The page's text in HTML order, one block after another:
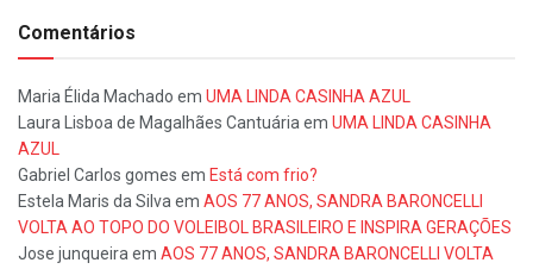
Comentários
Maria Élida Machado em UMA LINDA CASINHA AZUL
Laura Lisboa de Magalhães Cantuáriaem UMA LINDA CASINHA
AZUL
Gabriel Carlos gomes em Está com frio?
Estela Maris da Silvaem AOS 77 ANOS, SANDRA BARONCELLI
VOLTA AO TOPO DO VOLEIBOL BRASILEIRO E INSPIRA GERAÇÕES
Jose junqueiraem AOS 77 ANOS, SANDRA BARONCELLI VOLTA